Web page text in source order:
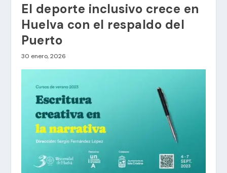
El deporte inclusivo crece en
Huelva con el respaldo del
Puerto
30 enero, 2026